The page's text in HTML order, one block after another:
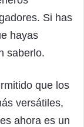
Si has
hayas
saberlo.
que los
versátiles,
ahora es un